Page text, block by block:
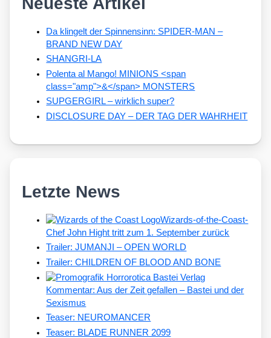
Da klingelt der Spinnensinn: SPIDER-MAN –
BRAND NEW DAY
SHANGRI-LA
Polenta al Mango! MINIONS <span
class="amp">&</span> MONSTERS
SUPGERGIRL – wirklich super?
DISCLOSURE DAY – DER TAG DER WAHRHEIT
Letzte News
Wizards-of-the-Coast-
Chef John Hight tritt zum 1. September zurück
Trailer: JUMANJI – OPEN WORLD
Trailer: CHILDREN OF BLOOD AND BONE
Kommentar: Aus der Zeit gefallen – Bastei und der
Sexismus
Teaser: NEUROMANCER
Teaser: BLADE RUNNER 2099